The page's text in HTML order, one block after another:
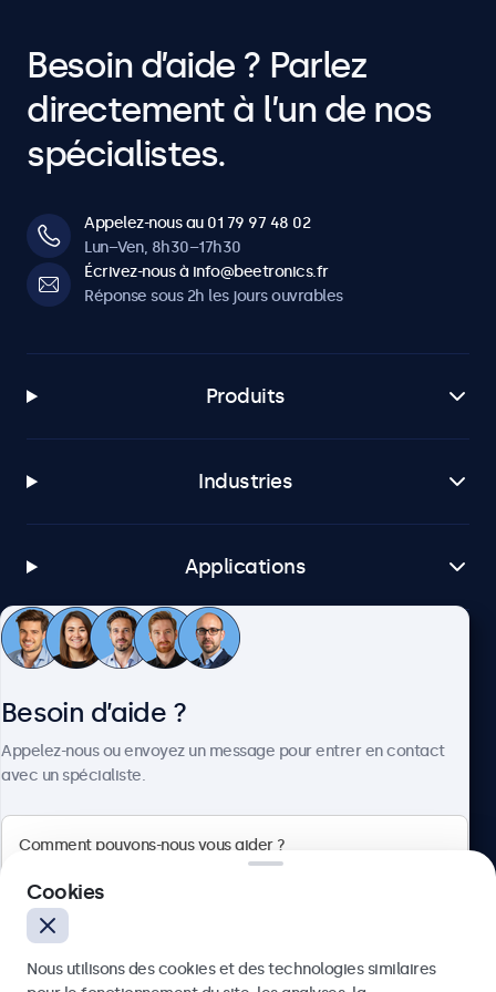
Besoin d’aide ? Parlez
directement à l’un de nos
spécialistes.
Appelez-nous au 01 79 97 48 02
Lun–Ven, 8h30–17h30
Écrivez-nous à info@beetronics.fr
Réponse sous 2h les jours ouvrables
Produits
Industries
Applications
Service client
4.8/5 noté par 5000+ entreprises
Besoin d’aide ?
Appelez-nous ou envoyez un message pour entrer en contact
avec un spécialiste.
Cookies
Nous utilisons des cookies et des technologies similaires